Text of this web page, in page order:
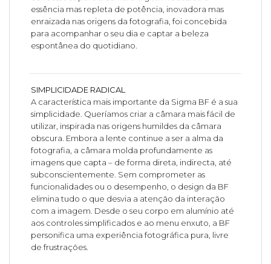
essência mas repleta de potência, inovadora mas
enraizada nas origens da fotografia, foi concebida
para acompanhar o seu dia e captar a beleza
espontânea do quotidiano.
SIMPLICIDADE RADICAL
A característica mais importante da Sigma BF é a sua
simplicidade. Queríamos criar a câmara mais fácil de
utilizar, inspirada nas origens humildes da câmara
obscura. Embora a lente continue a ser a alma da
fotografia, a câmara molda profundamente as
imagens que capta – de forma direta, indirecta, até
subconscientemente. Sem comprometer as
funcionalidades ou o desempenho, o design da BF
elimina tudo o que desvia a atenção da interação
com a imagem. Desde o seu corpo em alumínio até
aos controles simplificados e ao menu enxuto, a BF
personifica uma experiência fotográfica pura, livre
de frustrações.